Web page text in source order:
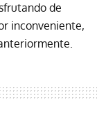
de
inconveniente,